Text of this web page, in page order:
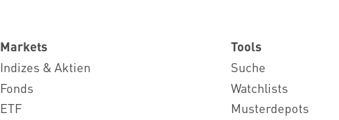
Markets
Indizes & Aktien
Fonds
ETF
Tools
Suche
Watchlists
Musterdepots